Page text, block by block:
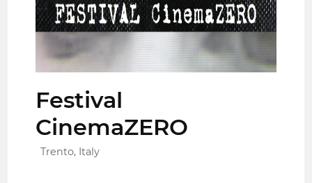
Festival
CinemaZERO
Trento, Italy